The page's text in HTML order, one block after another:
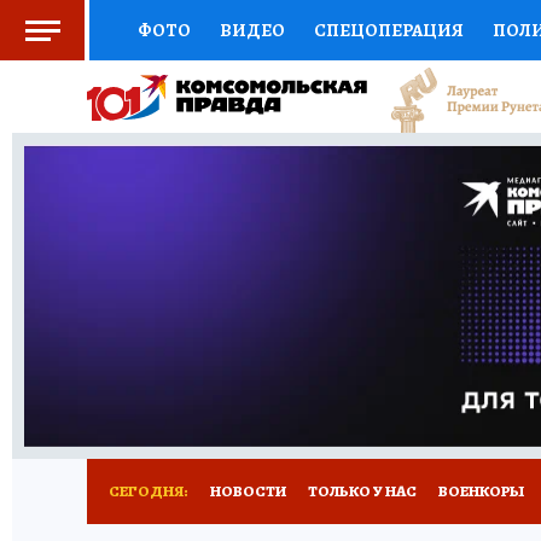
ФОТО ВИДЕО СПЕЦОПЕРАЦИЯ
СОЦПОДДЕРЖКА НАУКА СПОРТ
ВЫБОР ЭКСПЕРТОВ ДОКТОР
ПРОГНОЗЫ НА СПОРТ
НОВОЕ
СЕГОДНЯ: НОВОСТИ ТОЛЬКО У НАС ВОЕНКОРЫ